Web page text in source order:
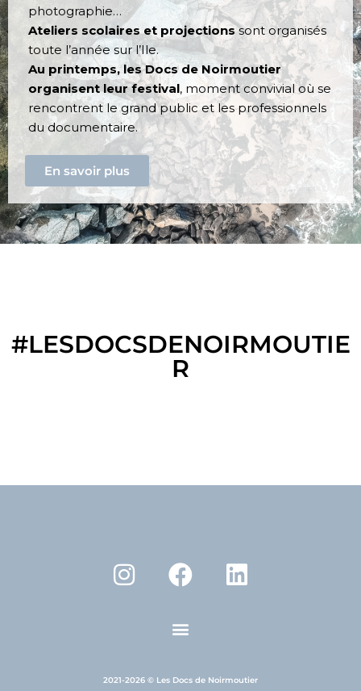
photographie…
Ateliers scolaires et projectionssont organisés
toute l’année sur l’Ile.
Au printemps, les Docs de Noirmoutier
organisent leur festival, moment convivial où se
rencontrent le grand public et les professionnels
du documentaire.
En savoir plus
#LESDOCSDENOIRMOUTIE
R
2021-2026 © Les Docs de Noirmoutier